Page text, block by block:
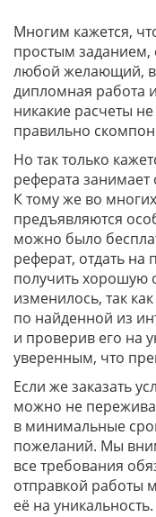
Многим кажется,
простым заданием,
любой желающий,
дипломная работа
никакие расчеты
правильно
Но так только
реферата
К тому же во
предъявляются
можно было
реферат, отдать на
получить хорошую
изменилось, так
по найденной из
и проверив его на
уверенным, что
Если же заказать
можно не
в минимальные
пожеланий. Мы
все требования
отправкой работы
её на уникальность.